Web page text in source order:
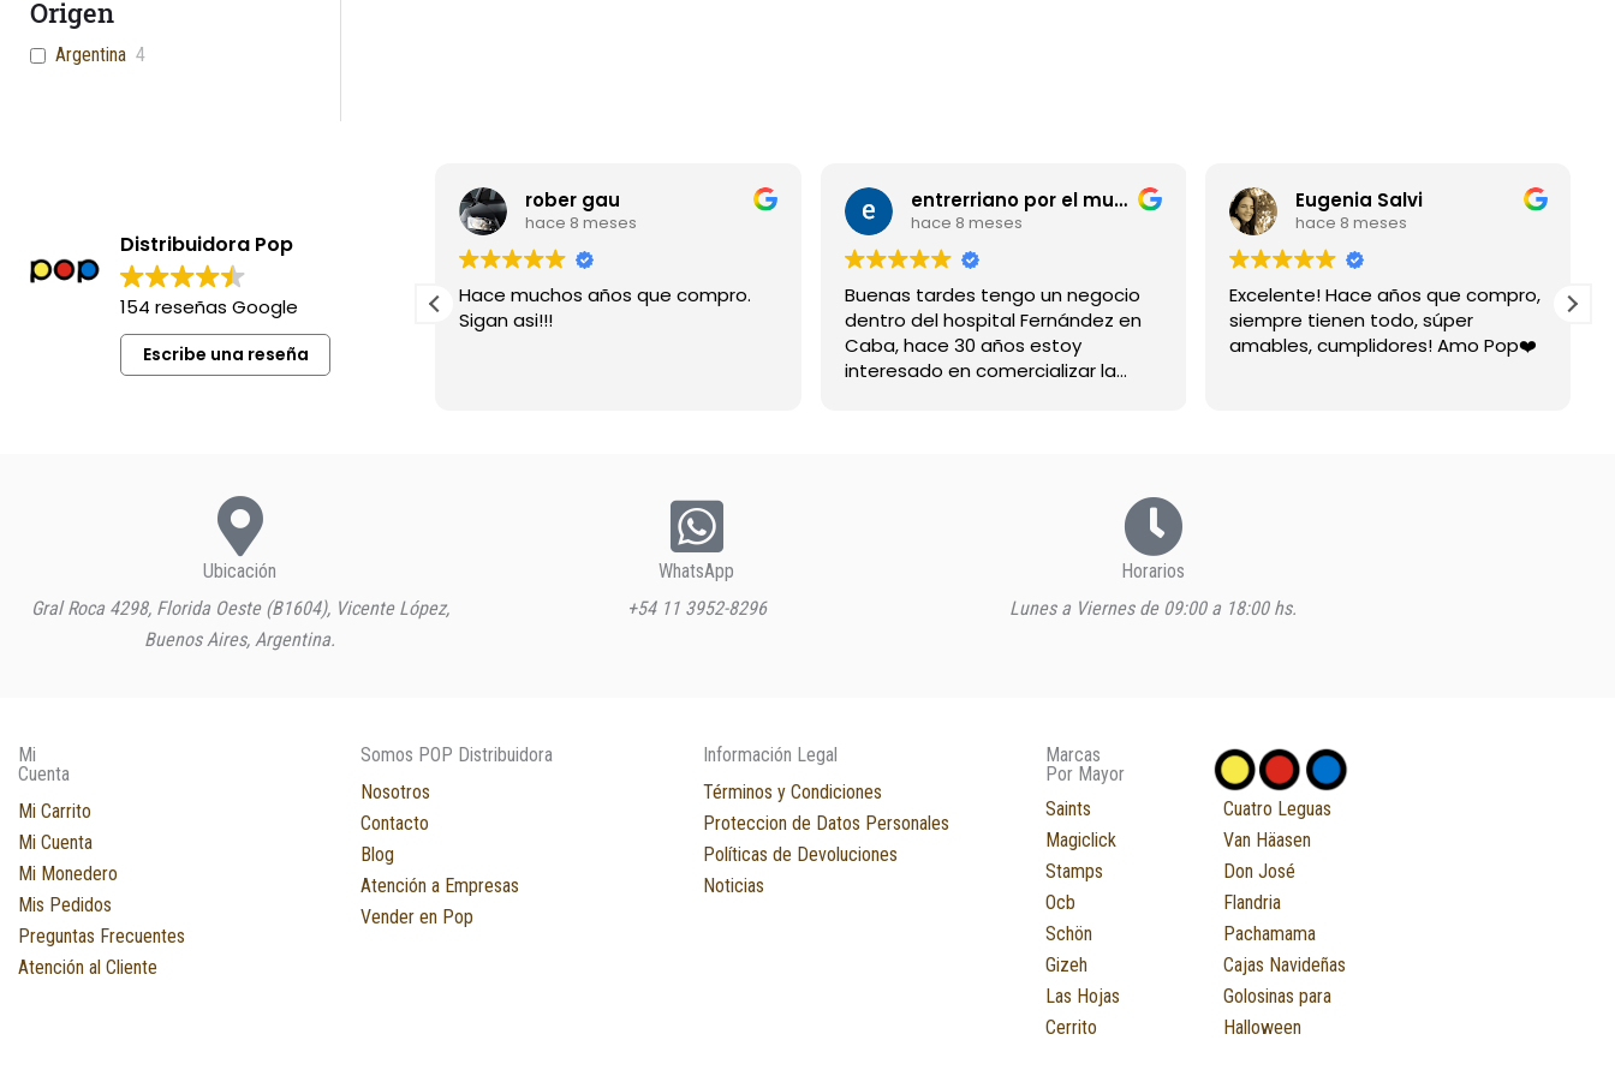
Origen
Argentina 4
Distribuidora Pop
154 reseñas Google
Escribe una reseña
Excelente siempre !
rober gau
hace 8 meses
Hace muchos años que compro.
Sigan asi!!!
entrerriano por el mundo
hace 8 meses
Buenas tardes tengo un negocio
dentro del hospital Fernández en
Caba, hace 30 años estoy
interesado en comercializar la
Eugenia Salvi
hace 8 meses
Excelente! Hace años que compro,
siempre tienen todo, súper
amables, cumplidores! Amo Pop❤️
Ubicación
Gral Roca 4298, Florida Oeste (B1604), Vicente López,
Buenos Aires, Argentina.
WhatsApp
+54 11 3952-8296
Horarios
Lunes a Viernes de 09:00 a 18:00 hs.
Mi
Cuenta
Mi Carrito
Mi Cuenta
Mi Monedero
Mis Pedidos
Preguntas Frecuentes
Atención al Cliente
Somos POP Distribuidora
Nosotros
Contacto
Blog
Atención a Empresas
Vender en Pop
Información Legal
Términos y Condiciones
Proteccion de Datos Personales
Políticas de Devoluciones
Noticias
Marcas
Por Mayor
Saints
Magiclick
Stamps
Ocb
Schön
Gizeh
Las Hojas
Cerrito
Cuatro Leguas
Van Häasen
Don José
Flandria
Pachamama
Cajas Navideñas
Golosinas para
Halloween